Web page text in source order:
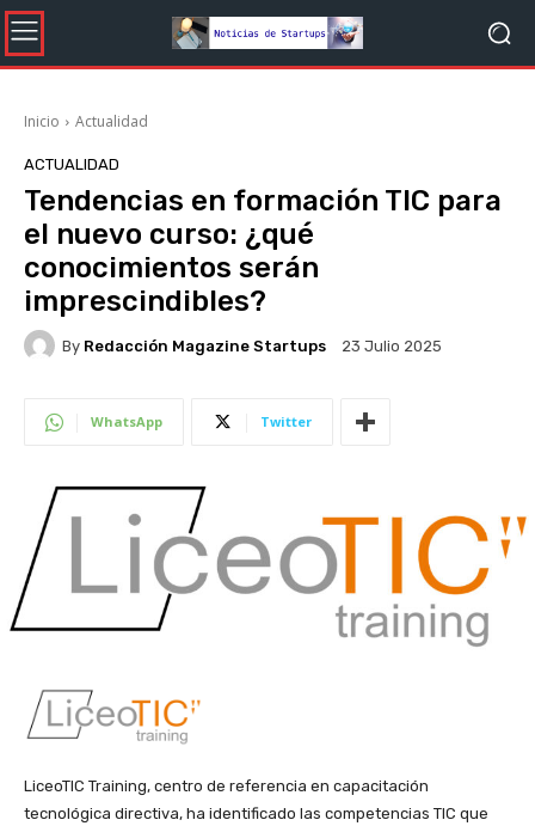
Inicio Actualidad
ACTUALIDAD
Tendencias en formación TIC para
el nuevo curso: ¿qué
conocimientos serán
imprescindibles?
By Redacción Magazine Startups 23 Julio 2025
WhatsApp Twitter
LiceoTIC Training, centro de referencia en capacitación
tecnológica directiva, ha identificado las competencias TIC que